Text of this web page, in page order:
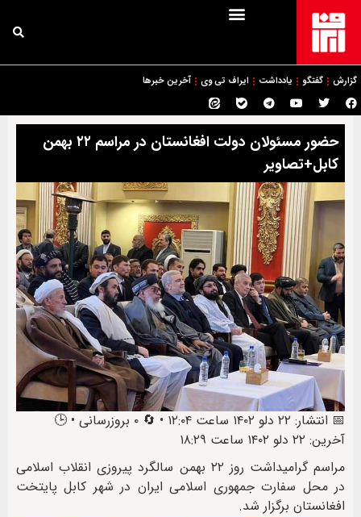
گزارش گفتگو یادداشت ایراف تی وی آخرین خبرها
حضور مسئولان دولت افغانستان در مراسم ۲۲ بهمن
کابل+تصاویر
📅 انتشار: ۲۲ دلو ۱۴۰۲ ساعت ۱۲:۰۴ • 🔄 ۰ بروزرسانی • 🕒
آخرین: ۲۲ دلو ۱۴۰۲ ساعت ۱۸:۲۹
مراسم گرامیداشت روز ۲۲ بهمن سالگرد پیروزی انقلاب اسلامی
در محل سفارت جمهوری اسلامی ایران در شهر کابل پایتخت
افغانستان برگزار شد.